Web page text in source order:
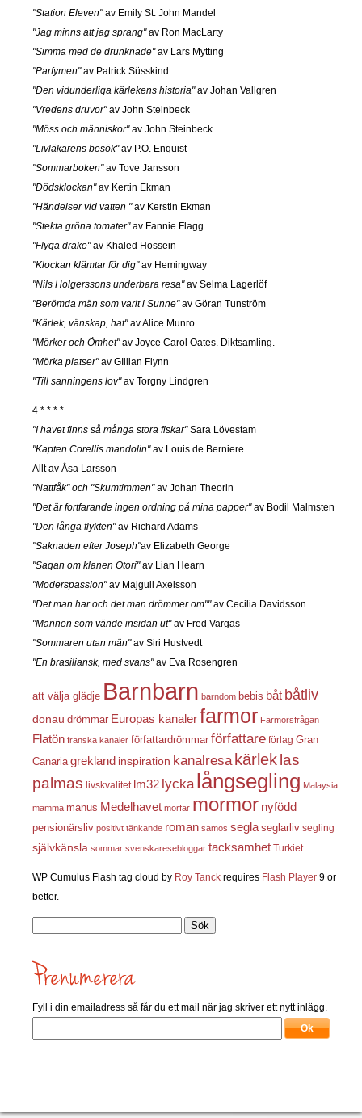
"Station Eleven"av Emily St. John Mandel
"Jag minns att jag sprang"av Ron MacLarty
"Simma med de drunknade"av Lars Mytting
"Parfymen"av Patrick Süsskind
"Den vidunderliga kärlekens historia"av Johan Vallgren
"Vredens druvor"av John Steinbeck
"Möss och människor"av John Steinbeck
"Livläkarens besök"av P.O. Enquist
"Sommarboken"av Tove Jansson
"Dödsklockan"av Kertin Ekman
"Händelser vid vatten "av Kerstin Ekman
"Stekta gröna tomater"av Fannie Flagg
"Flyga drake"av Khaled Hossein
"Klockan klämtar för dig"av Hemingway
"Nils Holgerssons underbara resa"av Selma Lagerlöf
"Berömda män som varit i Sunne"av Göran Tunström
"Kärlek, vänskap, hat"av Alice Munro
"Mörker och Ömhet"av Joyce Carol Oates. Diktsamling.
"Mörka platser"av GIllian Flynn
"Till sanningens lov"av Torgny Lindgren
4 * * * *
"I havet finns så många stora fiskar"Sara Lövestam
"Kapten Corellis mandolin"av Louis de Berniere
Allt av Åsa Larsson
"Nattfåk" och "Skumtimmen"av Johan Theorin
"Det är fortfarande ingen ordning på mina papper"av Bodil Malmsten
"Den långa flykten"av Richard Adams
"Saknaden efter Joseph"av Elizabeth George
"Sagan om klanen Otori"av Lian Hearn
"Moderspassion"av Majgull Axelsson
"Det man har och det man drömmer om""av Cecilia Davidsson
"Mannen som vände insidan ut"av Fred Vargas
"Sommaren utan män"av Siri Hustvedt
"En brasiliansk, med svans"av Eva Rosengren
att välja glädje Barnbarn barndom bebis båt båtliv
donau drömmar Europas kanalerfarmor Farmorsfrågan
Flatön franska kanaler författardrömmar författare förlag Gran
Canaria grekland inspiration kanalresa kärleklas
palmas livskvalitet lm32 lycka långsegling Malaysia
mamma manus Medelhavet morfar mormor nyfödd
pensionärsliv positivt tänkande roman samos segla seglarliv segling
självkänsla sommar svenskaresebloggar tacksamhet Turkiet
WP Cumulus Flash tag cloud by Roy Tanck requires Flash Player 9 or
better.
Fyll i din emailadress så får du ett mail när jag skriver ett nytt inlägg.